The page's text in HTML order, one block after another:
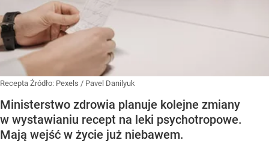
Recepta Źródło: Pexels / Pavel Danilyuk
Ministerstwo zdrowia planuje kolejne zmiany
w wystawianiu recept na leki psychotropowe.
Mają wejść w życie już niebawem.